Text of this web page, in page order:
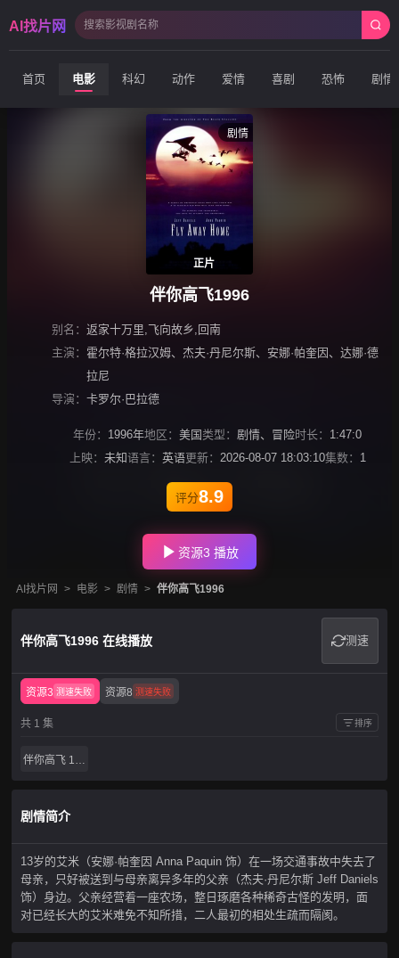
AI找片网
首页 电影 科幻 动作 爱情 喜剧 恐怖 剧情
剧情
正片
伴你高飞1996
别名： 返家十万里,飞向故乡,回南
主演： 霍尔特·格拉汉姆、 杰夫·丹尼尔斯、 安娜·帕奎因 、 达娜·德
拉尼
导演： 卡罗尔·巴拉德
年份： 1996年地区： 美国 类型： 剧情、 冒险时长： 1:47:0
上映： 未知语言： 英语更新： 2026-08-07 18:03:10集数： 1
评分8.9
资源3 播放
AI找片网 > 电影 > 剧情 > 伴你高飞1996
伴你高飞1996 在线播放 测速
资源3 测速失败 资源8 测速失败
共 1 集 排序
伴你高飞 1996
剧情简介
13岁的艾米（安娜·帕奎因 Anna Paquin 饰）在一场交通事故中失去了
母亲，只好被送到与母亲离异多年的父亲（杰夫·丹尼尔斯 Jeff Daniels
饰）身边。父亲经营着一座农场，整日琢磨各种稀奇古怪的发明，面
对已经长大的艾米难免不知所措，二人最初的相处生疏而隔阂。